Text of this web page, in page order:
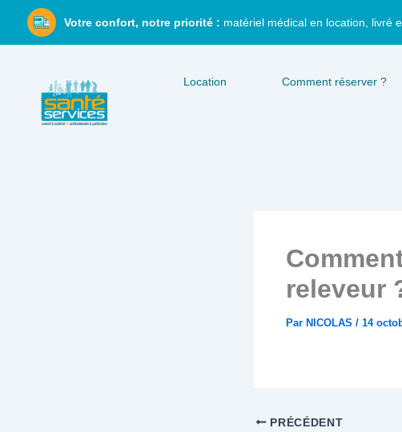
Votre confort, notre priorité : matériel médical en location, livré
Location Comment réserver ?
releveur
Par NICOLAS / 14
PRÉCÉDENT